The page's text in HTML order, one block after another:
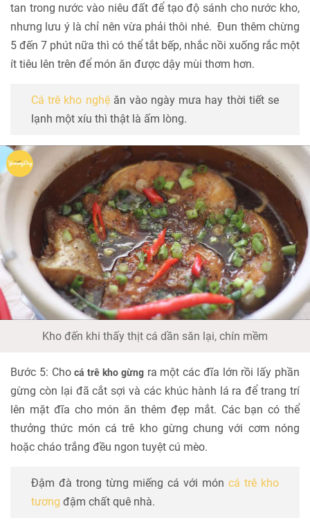
tan trong nước vào niêu đất để tạo độ sánh cho nước kho,
nhưng lưu ý là chỉ nên vừa phải thôi nhé. Đun thêm chừng
5 đến 7 phút nữa thì có thể tắt bếp, nhắc nồi xuống rắc một
ít tiêu lên trên để món ăn được dậy mùi thơm hơn.
Cá trê kho nghệăn vào ngày mưa hay thời tiết se
lạnh một xíu thì thật là ấm lòng.
Kho đến khi thấy thịt cá dần săn lại, chín mềm
Bước 5: Chocá trê kho gừngra một các đĩa lớn rồi lấy phần
gừng còn lại đã cắt sợi và các khúc hành lá ra để trang trí
lên mặt đĩa cho món ăn thêm đẹp mắt. Các bạn có thể
thưởng thức món cá trê kho gừng chung với cơm nóng
hoặc cháo trắng đều ngon tuyệt cú mèo.
Đậm đà trong từng miếng cá với món cá trê kho
tương đậm chất quê nhà.